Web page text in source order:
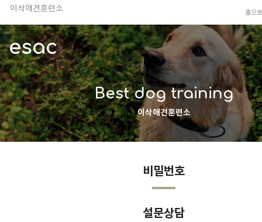
이삭애견훈련소
안전하고 행복한 펫티켓 선도!
경기도 화성시 봉담읍 위치
이찬종, 이웅종 소장 소개
홈으로
esac
Best dog training
이삭애견훈련소
비밀번호
설문상담